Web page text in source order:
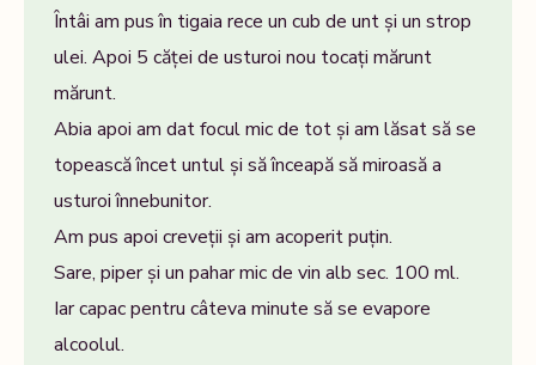
Întâi am pus în tigaia rece un cub de unt și un strop
ulei. Apoi 5 căței de usturoi nou tocați mărunt
mărunt.
Abia apoi am dat focul mic de tot și am lăsat să se
topească încet untul și să înceapă să miroasă a
usturoi înnebunitor.
Am pus apoi creveții și am acoperit puțin.
Sare, piper și un pahar mic de vin alb sec. 100 ml.
Iar capac pentru câteva minute să se evapore
alcoolul.